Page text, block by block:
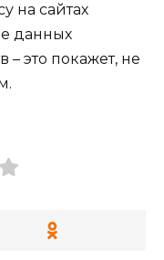
на сайтах
данных
– это покажет, не